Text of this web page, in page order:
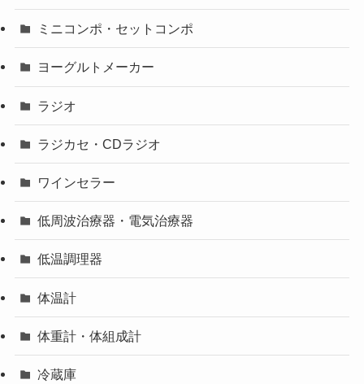
ミニコンポ・セットコンポ
ヨーグルトメーカー
ラジオ
ラジカセ・CDラジオ
ワインセラー
低周波治療器・電気治療器
低温調理器
体温計
体重計・体組成計
冷蔵庫